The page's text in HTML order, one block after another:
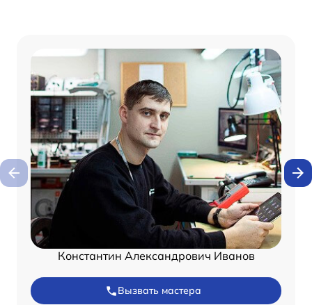
Константин Александрович Иванов
Вызвать мастера